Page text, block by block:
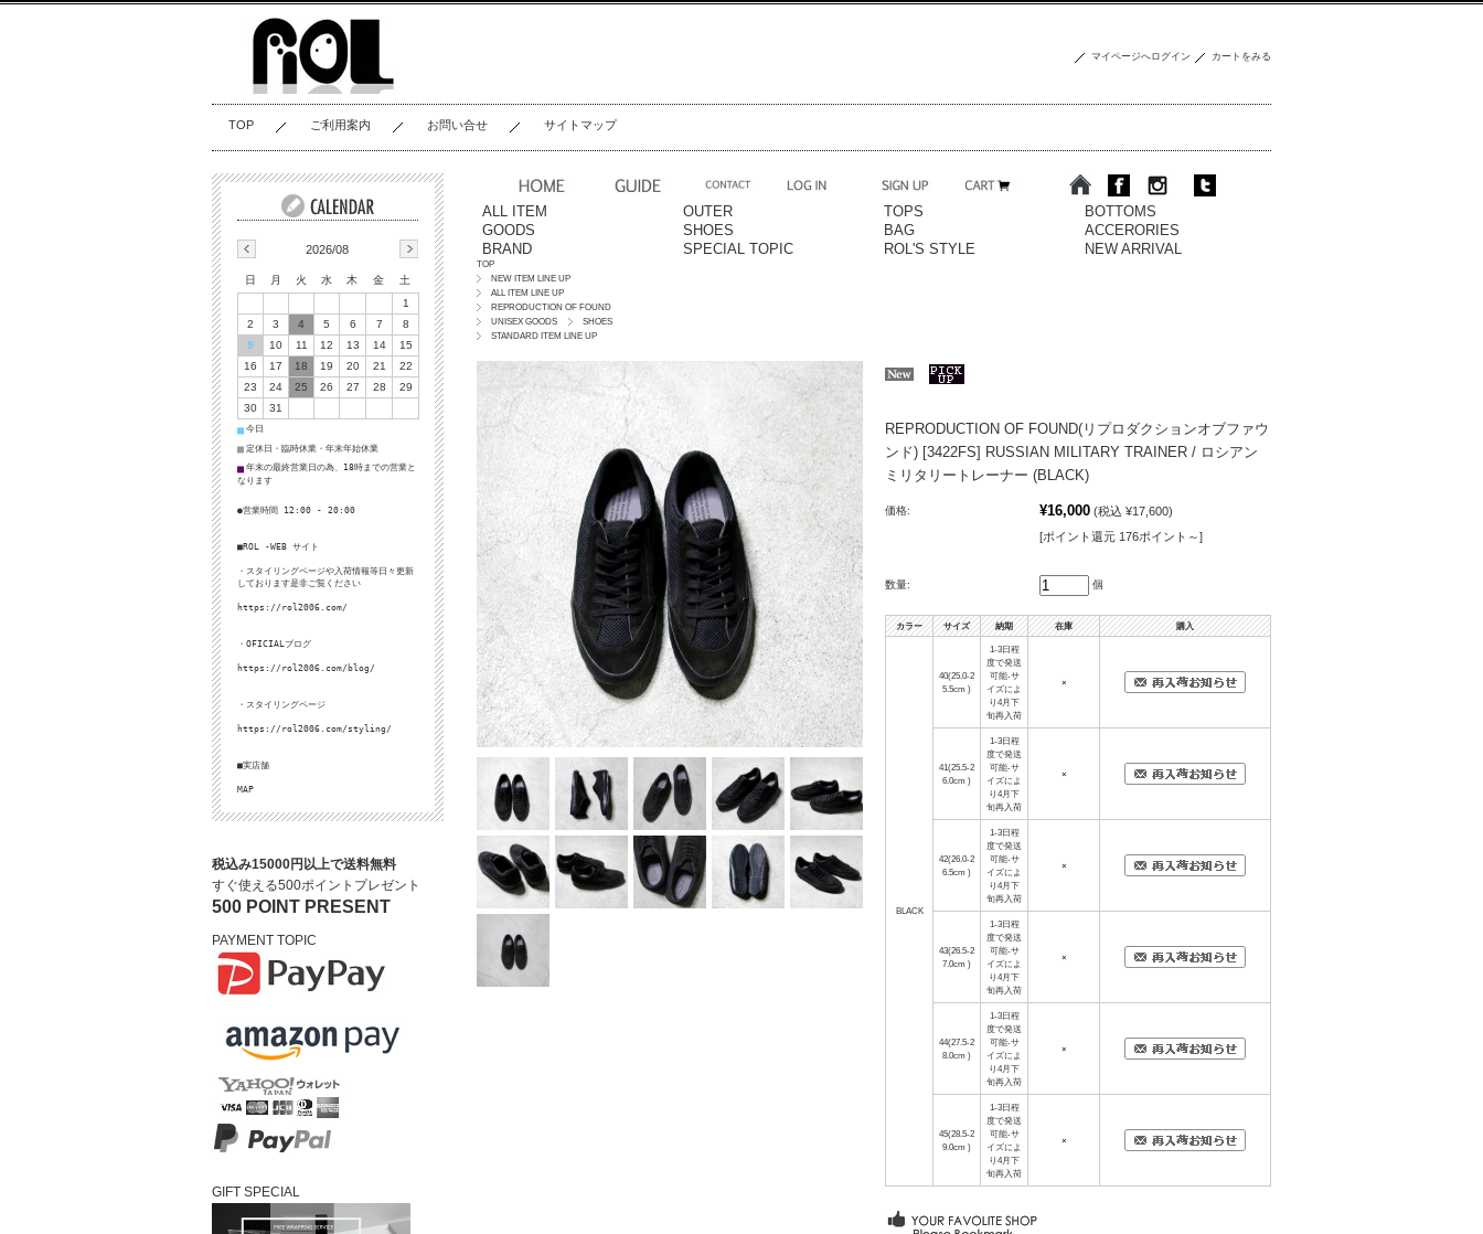
マイページへログイン カートをみる
TOP ご利用案内 お問い合せ サイトマップ
ALL ITEM OUTER TOPS
BOTTOMS
GOODS
SHOES BAG
ACCERORIES
BRAND
SPECIAL TOPIC ROL'S STYLE NEW ARRIVAL
TOP
NEW ITEM LINE UP
ALL ITEM LINE UP
REPRODUCTION OF FOUND
UNISEX GOODS
SHOES
STANDARD ITEM LINE UP
REPRODUCTION OF FOUND(リプロダクションオブファウ
ンド) [3422FS] RUSSIAN MILITARY TRAINER / ロシアン
ミリタリートレーナー (BLACK)
価格: ¥16,000 (税込 ¥17,600)
[ポイント還元 176ポイント～]
数量: 個
カラー サイズ 納期 在庫 購入
BLACK
40(25.0-2
5.5cm )
1-3日程
度で発送
可能-サ
イズによ
り4月下
旬再入荷
×
41(25.5-2
6.0cm )
1-3日程
度で発送
可能-サ
イズによ
り4月下
旬再入荷
×
42(26.0-2
6.5cm )
1-3日程
度で発送
可能-サ
イズによ
り4月下
旬再入荷
×
43(26.5-2
7.0cm )
1-3日程
度で発送
可能-サ
イズによ
り4月下
旬再入荷
×
44(27.5-2
8.0cm )
1-3日程
度で発送
可能-サ
イズによ
り4月下
旬再入荷
×
45(28.5-2
9.0cm )
1-3日程
度で発送
可能-サ
イズによ
り4月下
旬再入荷
×
2026/08
日 月 火 水 木 金
土
1
2
3 4 5 6 7
8
9
10 11 12 13 14
15
16
17 18 19 20 21
22
23
24 25 26 27 28
29
30
31
■ 今日
■ 定休日・臨時休業・年末年始休業
■ 年末の最終営業日の為、18時までの営業と
なります
●営業時間 12:00 - 20:00
■ROL -WEB サイト
・スタイリングページや入荷情報等日々更新
しております是非ご覧ください
https://rol2006.com/
・OFICIALブログ
https://rol2006.com/blog/
・スタイリングページ
https://rol2006.com/styling/
■実店舗
MAP
税込み15000円以上で送料無料
すぐ使える500ポイントプレゼント
500 POINT PRESENT
PAYMENT TOPIC
GIFT SPECIAL